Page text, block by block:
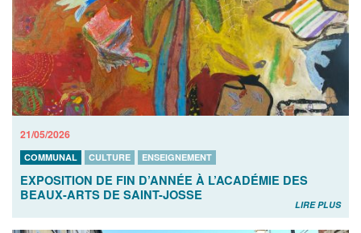
21/05/2026
COMMUNAL CULTURE ENSEIGNEMENT
EXPOSITION DE FIN D’ANNÉE À L’ACADÉMIE DES
BEAUX-ARTS DE SAINT-JOSSE
LIRE PLUS